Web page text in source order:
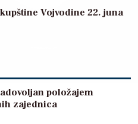
Vojvodine 22. juna
položajem
zajednica